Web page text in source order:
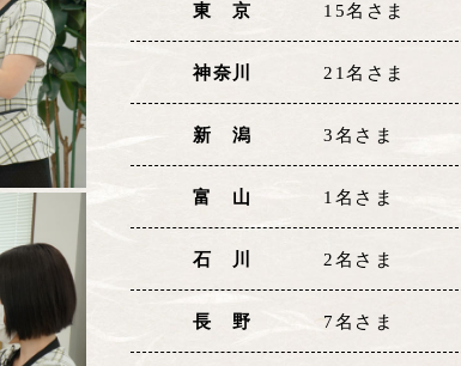
東 京 15名さま
神奈川 21名さま
新 潟 3名さま
富 山 1名さま
石 川 2名さま
長 野 7名さま